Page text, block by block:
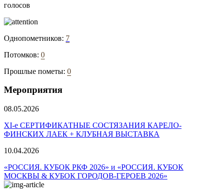
голосов
Однопометников: 7
Потомков: 0
Прошлые пометы: 0
Мероприятия
08.05.2026
ХI-е СЕРТИФИКАТНЫЕ СОСТЯЗАНИЯ КАРЕЛО-
ФИНСКИХ ЛАЕК + КЛУБНАЯ ВЫСТАВКА
10.04.2026
«РОССИЯ. КУБОК РКФ 2026» и «РОССИЯ. КУБОК
МОСКВЫ & КУБОК ГОРОДОВ-ГЕРОЕВ 2026»